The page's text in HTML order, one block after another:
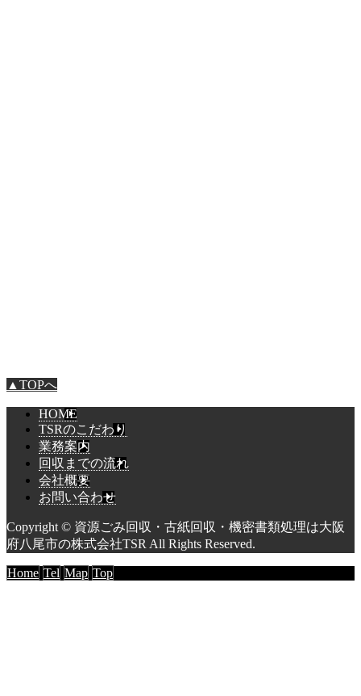
▲TOPへ
HOME
TSRのこだわり
業務案内
回収までの流れ
会社概要
お問い合わせ
Copyright © 資源ごみ回収・古紙回収・機密書類処理は大阪
府八尾市の株式会社TSR All Rights Reserved.
Home Tel Map Top